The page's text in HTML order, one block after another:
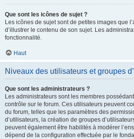
Que sont les icônes de sujet ?
Les icônes de sujet sont de petites images que
d’illustrer le contenu de son sujet. Les
fonctionnalité.
Haut
Niveaux des utilisateurs et groupes
Que sont les administrateurs ?
Les administrateurs sont les membres
contrôle sur le forum. Ces utilisateurs peuvent
du forum, telles que les paramètres des
d’utilisateurs, la création de groupes
peuvent également être habilités à modérer
dépend de la configuration effectuée par le